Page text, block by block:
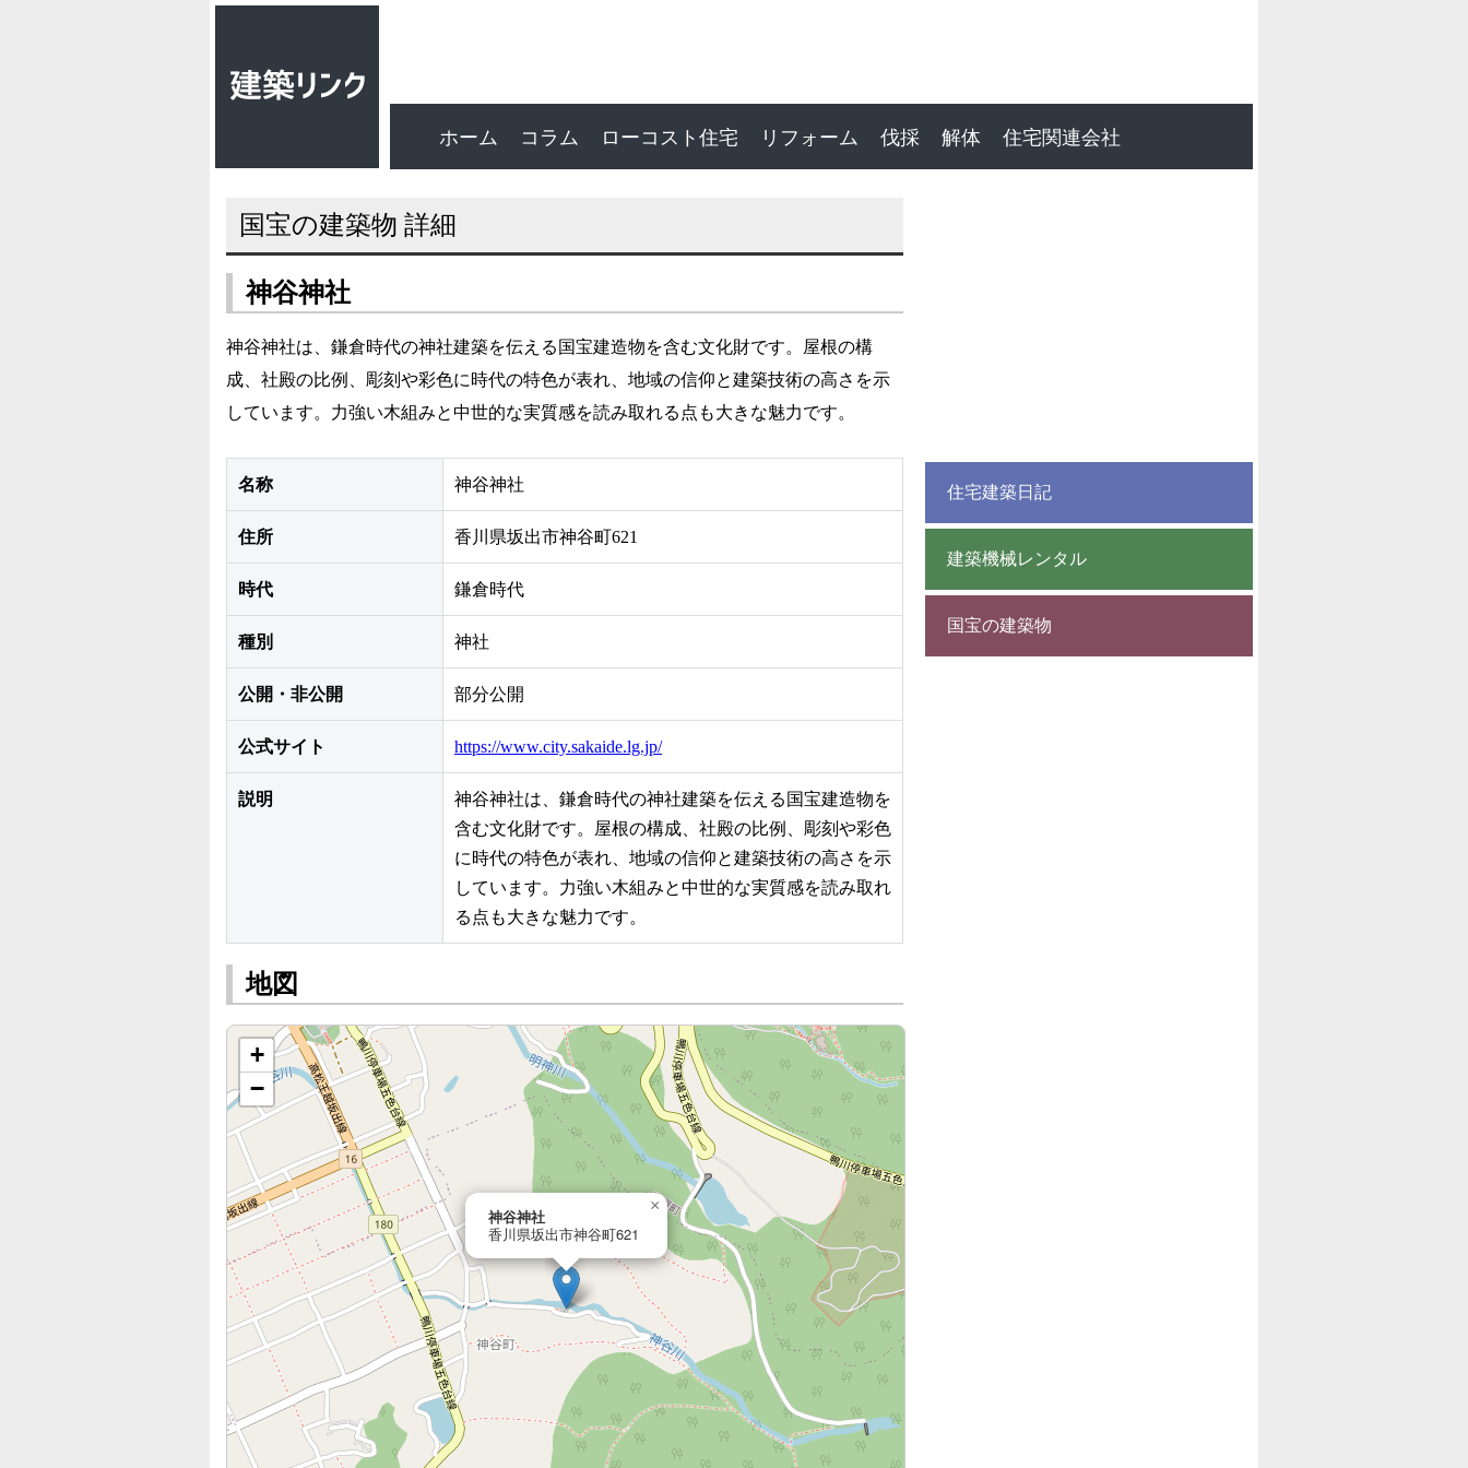
ホーム コラム ローコスト住宅 リフォーム 伐採 解体 住宅関連会社
国宝の建築物 詳細
神谷神社
神谷神社は、鎌倉時代の神社建築を伝える国宝建造物を含む文化財です。屋根の構
成、社殿の比例、彫刻や彩色に時代の特色が表れ、地域の信仰と建築技術の高さを示
しています。力強い木組みと中世的な実質感を読み取れる点も大きな魅力です。
名称 神谷神社
住所 香川県坂出市神谷町621
時代 鎌倉時代
種別 神社
公開・非公開 部分公開
公式サイト https://www.city.sakaide.lg.jp/
説明
神谷神社は、鎌倉時代の神社建築を伝える国宝建造物を
含む文化財です。屋根の構成、社殿の比例、彫刻や彩色
に時代の特色が表れ、地域の信仰と建築技術の高さを示
しています。力強い木組みと中世的な実質感を読み取れ
る点も大きな魅力です。
地図
神谷神社
香川県坂出市神谷町621
×
+
−
住宅建築日記
建築機械レンタル
国宝の建築物